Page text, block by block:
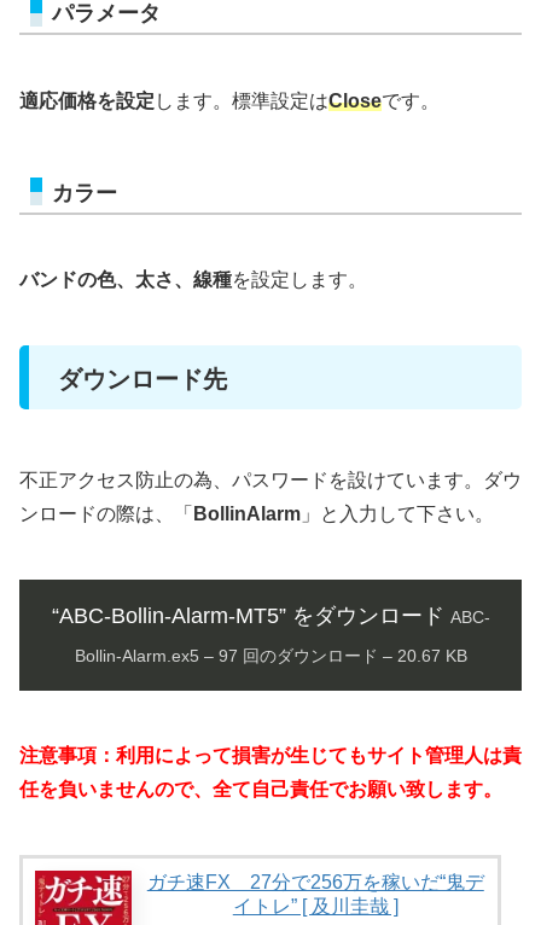
パラメータ
適応価格を設定 します。標準設定はCloseです。
カラー
バンドの色、太さ、線種を設定します。
ダウンロード先
不正アクセス防止の為、パスワードを設けています。ダウ
ンロードの際は、「 BollinAlarm 」と入力して下さい。
“ABC-Bollin-Alarm-MT5” をダウンロード ABC-
Bollin-Alarm.ex5 – 97 回のダウンロード – 20.67 KB
注意事項：利用によって損害が生じてもサイト管理人は責
任を負いませんので、全て自己責任でお願い致します。
ガチ速FX 27分で256万を稼いだ“鬼デ
イトレ” [ 及川圭哉 ]